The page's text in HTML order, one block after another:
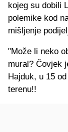
kojeg su dobili
polemike kod
mišljenje
"Može li neko
mural? Čovjek
Hajduk, u 15
terenu!!